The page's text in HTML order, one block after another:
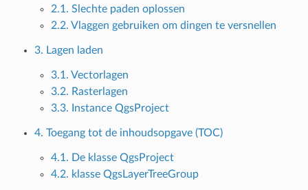
2.1. Slechte paden oplossen
2.2. Vlaggen gebruiken om dingen te versnellen
3. Lagen laden
3.1. Vectorlagen
3.2. Rasterlagen
3.3. Instance QgsProject
4. Toegang tot de inhoudsopgave (TOC)
4.1. De klasse QgsProject
4.2. klasse QgsLayerTreeGroup